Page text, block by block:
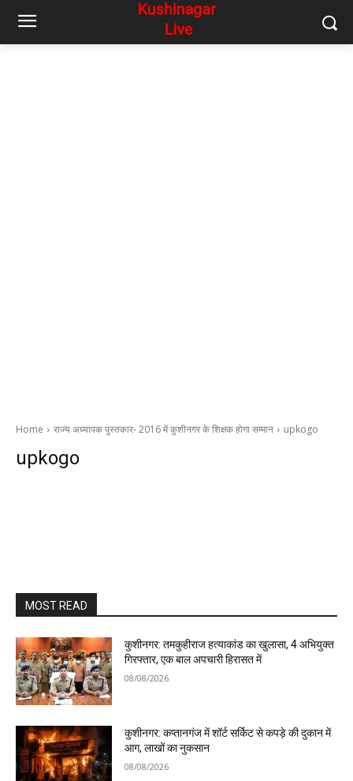
Home राज्य अध्यापक पुस्तकार- 2016 में कुशीनगर के शिक्षक होगा सम्मान upkogo
upkogo
MOST READ
कुशीनगर: तमकुहीराज हत्याकांड का खुलासा, 4 अभियुक्त
गिरफ्तार, एक बाल अपचारी हिरासत में
08/08/2026
कुशीनगर: कप्तानगंज में शॉर्ट सर्किट से कपड़े की दुकान में
आग, लाखों का नुकसान
08/08/2026